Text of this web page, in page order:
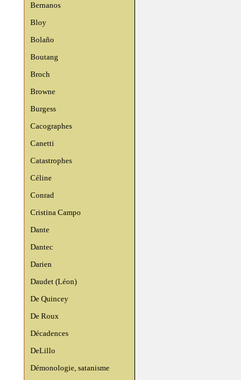
Bernanos
Bloy
Bolaño
Boutang
Broch
Browne
Burgess
Cacographes
Canetti
Catastrophes
Céline
Conrad
Cristina Campo
Dante
Dantec
Darien
Daudet (Léon)
De Quincey
De Roux
Décadences
DeLillo
Démonologie, satanisme